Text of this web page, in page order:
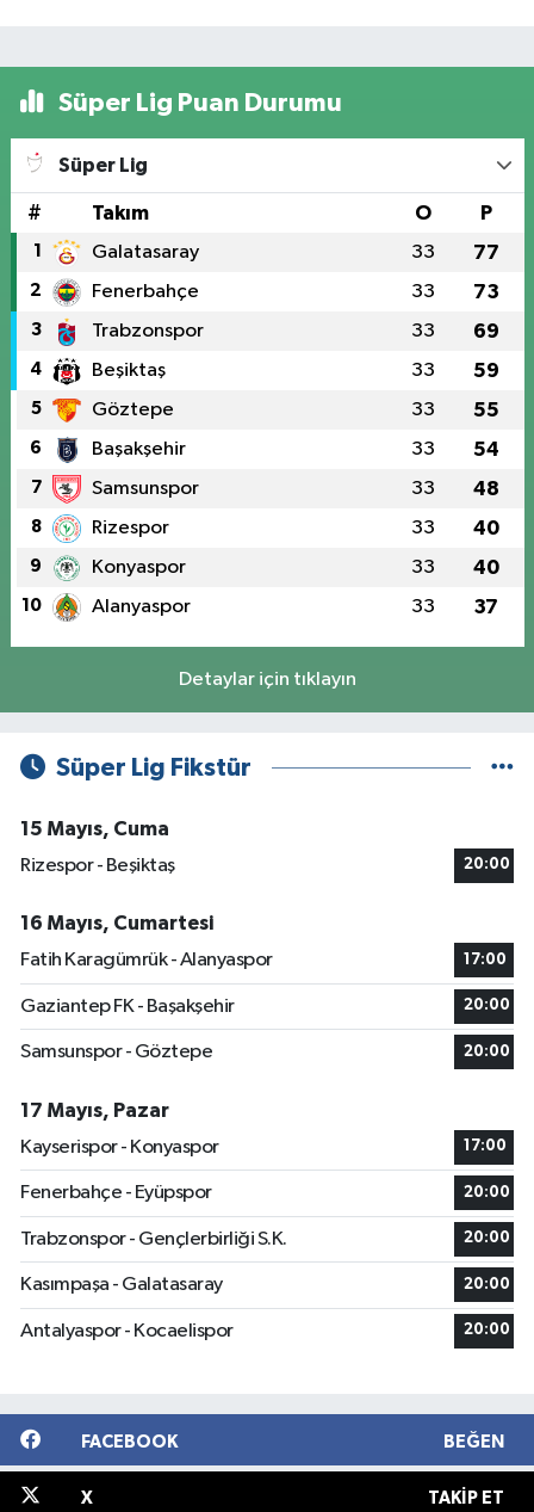
Süper Lig Puan Durumu
Süper Lig
# Takım O P
1 Galatasaray 33 77
2 Fenerbahçe 33 73
3 Trabzonspor 33 69
4 Beşiktaş 33 59
5 Göztepe 33 55
6 Başakşehir 33 54
7 Samsunspor 33 48
8 Rizespor 33 40
9 Konyaspor 33 40
10 Alanyaspor 33 37
Detaylar için tıklayın
Süper Lig Fikstür
15 Mayıs, Cuma
Rizespor - Beşiktaş
20:00
16 Mayıs, Cumartesi
Fatih Karagümrük - Alanyaspor
17:00
Gaziantep FK - Başakşehir 20:00
Samsunspor - Göztepe 20:00
17 Mayıs, Pazar
Kayserispor - Konyaspor
17:00
Fenerbahçe - Eyüpspor 20:00
Trabzonspor - Gençlerbirliği S.K. 20:00
Kasımpaşa - Galatasaray 20:00
Antalyaspor - Kocaelispor 20:00
FACEBOOK BEĞEN
X TAKIP ET